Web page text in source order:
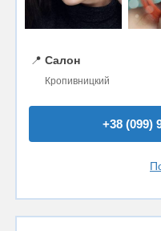
📍 Салон
Кропивницкий
+38 (099)